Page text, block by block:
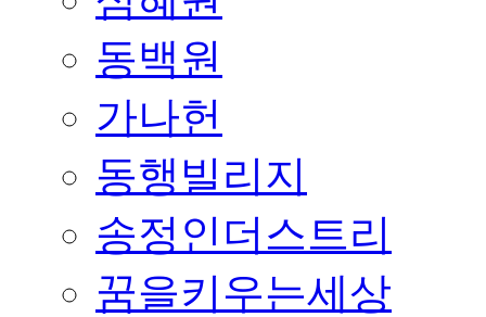
동백원
가나헌
동행빌리지
송정인더스트리
꿈을키우는세상